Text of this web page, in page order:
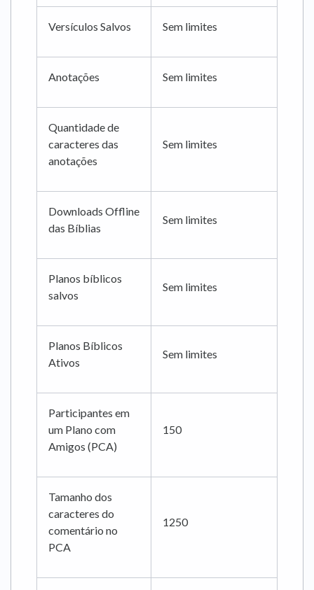
Versículos Salvos Sem limites
Anotações Sem limites
Quantidade de
caracteres das
anotações
Sem limites
Downloads Offline
das Bíblias
Sem limites
Planos bíblicos
salvos
Sem limites
Planos Bíblicos
Ativos
Sem limites
Participantes em
um Plano com
Amigos (PCA)
150
Tamanho dos
caracteres do
comentário no
PCA
1250